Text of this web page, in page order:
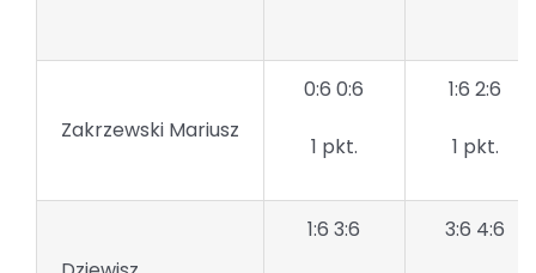
Zakrzewski Mariusz
0:6 0:6
1 pkt.
1:6 2:6
1 pkt.
1:6 3:6 3:6 4:6